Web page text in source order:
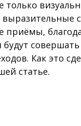
только
приёмы,
будут
Как это
статье.